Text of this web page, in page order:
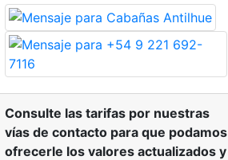
Consulte las tarifas por nuestras
vías de contacto para que podamos
ofrecerle los valores actualizados y